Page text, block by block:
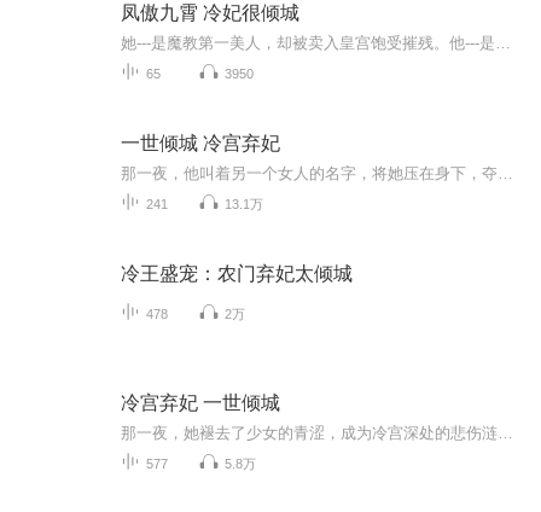
凤傲九霄 冷妃很倾城
65 3950
一世倾城 冷宫弃妃
241 13.1万
冷王盛宠：农门弃妃太倾城
478 2万
冷宫弃妃 一世倾城
577 5.8万